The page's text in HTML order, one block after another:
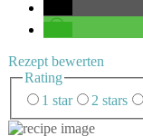
Rezept bewer­ten
Rating
1 star
2 stars